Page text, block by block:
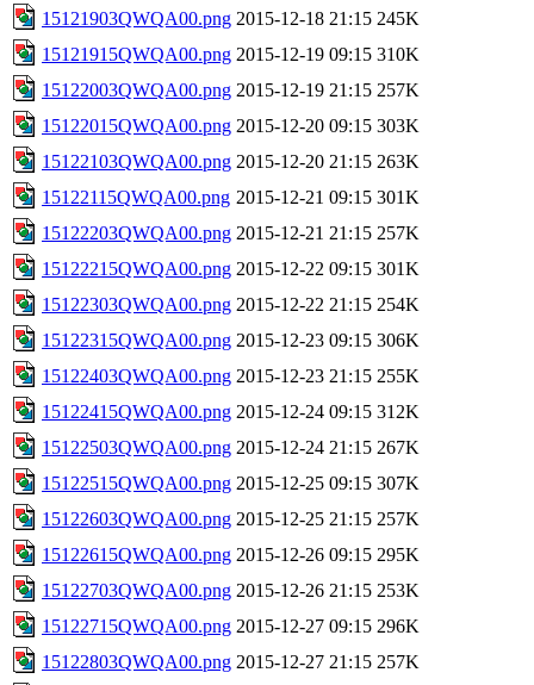
15121903QWQA00.png 2015-12-18 21:15 245K
15121915QWQA00.png 2015-12-19 09:15 310K
15122003QWQA00.png 2015-12-19 21:15 257K
15122015QWQA00.png 2015-12-20 09:15 303K
15122103QWQA00.png 2015-12-20 21:15 263K
15122115QWQA00.png 2015-12-21 09:15 301K
15122203QWQA00.png 2015-12-21 21:15 257K
15122215QWQA00.png 2015-12-22 09:15 301K
15122303QWQA00.png 2015-12-22 21:15 254K
15122315QWQA00.png 2015-12-23 09:15 306K
15122403QWQA00.png 2015-12-23 21:15 255K
15122415QWQA00.png 2015-12-24 09:15 312K
15122503QWQA00.png 2015-12-24 21:15 267K
15122515QWQA00.png 2015-12-25 09:15 307K
15122603QWQA00.png 2015-12-25 21:15 257K
15122615QWQA00.png 2015-12-26 09:15 295K
15122703QWQA00.png 2015-12-26 21:15 253K
15122715QWQA00.png 2015-12-27 09:15 296K
15122803QWQA00.png 2015-12-27 21:15 257K